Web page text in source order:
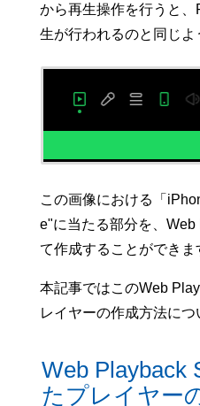
から再生操作を行うと
生が行われるのと同じよ
この画像における「
e"に当たる部分を、
て作成することができま
本記事ではこのWeb
レイヤーの作成方法につ
Web Playback
たプレイヤー